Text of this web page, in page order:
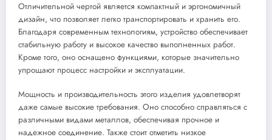
Отличительной чертой является компактный и эргономичный
дизайн, что позволяет легко транспортировать и хранить его.
Благодаря современным технологиям, устройство обеспечивает
стабильную работу и высокое качество выполненных работ.
Кроме того, оно оснащено функциями, которые значительно
упрощают процесс настройки и эксплуатации.
Мощность и производительность этого изделия удовлетворят
даже самые высокие требования. Оно способно справляться с
различными видами металлов, обеспечивая прочное и
надежное соединение. Также стоит отметить низкое